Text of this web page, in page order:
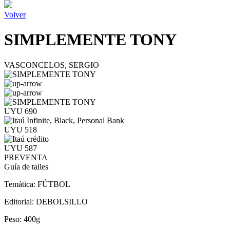
Volver
SIMPLEMENTE TONY
VASCONCELOS, SERGIO
UYU 690
UYU 518
UYU 587
PREVENTA
Guía de talles
Temática: FÚTBOL
Editorial: DEBOLSILLO
Peso: 400g